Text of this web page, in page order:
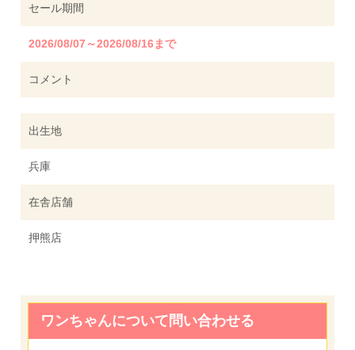
セール期間
2026/08/07～2026/08/16まで
コメント
出生地
兵庫
在舎店舗
押熊店
ワンちゃんについて問い合わせる